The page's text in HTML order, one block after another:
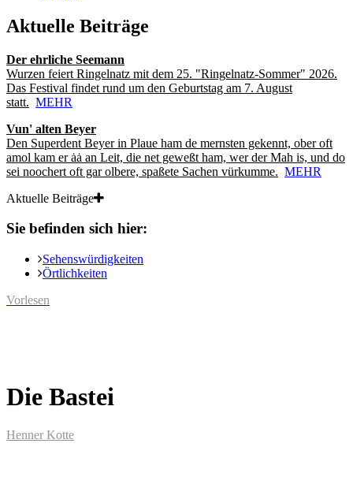
Aktuelle Beiträge
Der ehrliche Seemann
Wurzen feiert Ringelnatz mit dem 25. "Ringelnatz-Sommer" 2026.
Das Festival findet rund um den Geburtstag am 7. August
statt. MEHR
Vun' alten Beyer
Den Superdent Beyer in Plaue ham de mernsten gekennt, ober oft
amol kam er ȧȧ an Leit, die net geweßt ham, wer der Mah is, und do
sei noochert oft gar olbere, spaßete Sachen vürkumme. MEHR
Aktuelle Beiträge
Sie befinden sich hier:
Sehenswürdigkeiten
Örtlichkeiten
Vorlesen
Die Bastei
Henner Kotte